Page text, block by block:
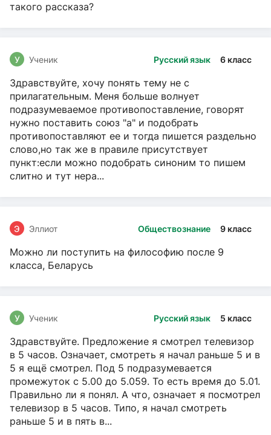
такого рассказа?
Русский язык 6 класс
У Ученик
Здравствуйте, хочу понять тему не с
прилагательным. Меня больше волнует
подразумеваемое противопоставление, говорят
нужно поставить союз "а" и подобрать
противопоставляют ее и тогда пишется раздельно
слово,но так же в правиле присутствует
пункт:если можно подобрать синоним то пишем
слитно и тут нера...
Обществознание 9 класс
Э Эллиот
Можно ли поступить на философию после 9
класса, Беларусь
Русский язык 5 класс
У Ученик
Здравствуйте. Предложение я смотрел телевизор
в 5 часов. Означает, смотреть я начал раньше 5 и в
5 я ещё смотрел. Под 5 подразумевается
промежуток с 5.00 до 5.059. То есть время до 5.01.
Правильно ли я понял. А что, означает я посмотрел
телевизор в 5 часов. Типо, я начал смотреть
раньше 5 и в пять в...